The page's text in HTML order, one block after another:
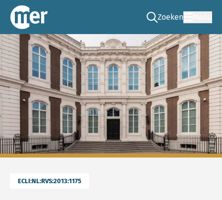
Commissie mer
Zoeken
Ga naar de zoek
ECLI:NL:RVS:2013:1175